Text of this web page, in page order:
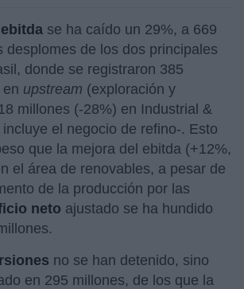
ebitda se ha caído un 29%, a 669
desplomes de los dos principales
donde se registraron 385
upstream (exploración y
millones (-28%) en Industrial &
el negocio de refino-. Esto
que la mejora del ebitda (+12%,
el área de renovables, a pesar de
de la producción por las
neto ajustado se ha hundido
no se han detenido, sino
en 295 millones, de los que la